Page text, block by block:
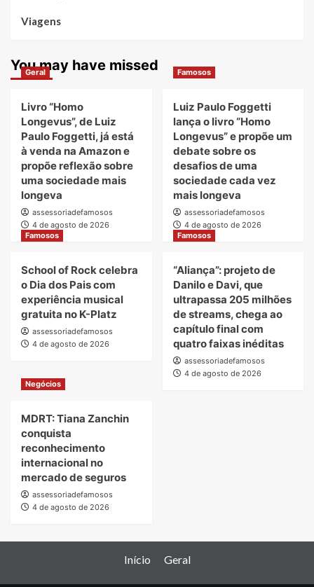
Viagens
You may have missed
Geral
Livro “Homo
Longevus”, de Luiz
Paulo Foggetti, já está
à venda na Amazon e
propõe reflexão sobre
uma sociedade mais
longeva
assessoriadefamosos
4 de agosto de 2026
Famosos
Luiz Paulo Foggetti
lança o livro “Homo
Longevus” e propõe um
debate sobre os
desafios de uma
sociedade cada vez
mais longeva
assessoriadefamosos
4 de agosto de 2026
Famosos
School of Rock celebra
o Dia dos Pais com
experiência musical
gratuita no K-Platz
assessoriadefamosos
4 de agosto de 2026
Famosos
“Aliança”: projeto de
Danilo e Davi, que
ultrapassa 205 milhões
de streams, chega ao
capítulo final com
quatro faixas inéditas
assessoriadefamosos
4 de agosto de 2026
Negócios
MDRT: Tiana Zanchin
conquista
reconhecimento
internacional no
mercado de seguros
assessoriadefamosos
4 de agosto de 2026
Início Geral